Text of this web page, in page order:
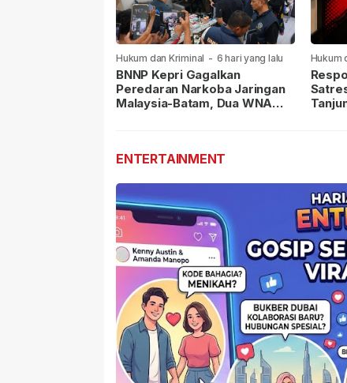
Hukum dan Kriminal - 6 hari yang lalu
BNNP Kepri Gagalkan
Peredaran Narkoba Jaringan
Malaysia-Batam, Dua WNA
Hukum
lalu
ENTERTAINMENT